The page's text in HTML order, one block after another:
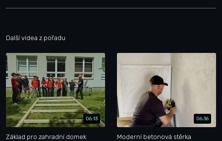
Další videa z pořadu
06:13
Základ pro zahradní domek
06:36
Moderní betonová stěrka